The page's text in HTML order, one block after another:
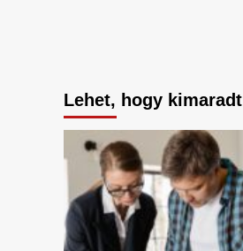
Lehet, hogy kimaradt